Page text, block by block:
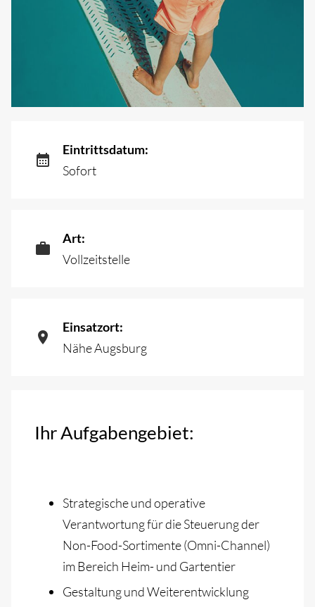
Eintrittsdatum:
Sofort
Art:
Vollzeitstelle
Einsatzort:
Nähe Augsburg
Ihr Aufgabengebiet:
Strategische und operative
Verantwortung für die Steuerung der
Non-Food-Sortimente (Omni-Channel)
im Bereich Heim- und Gartentier
Gestaltung und Weiterentwicklung